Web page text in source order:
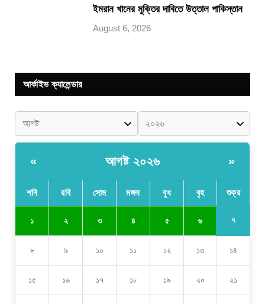
ইমরান খানের মুক্তির দাবিতে উত্তাল পাকিস্তান
August 6, 2026
আর্কাইভ ক্যালেন্ডার
« আগষ্ট ২০২৬ »
শনি রবি সোম মঙ্গল বুধ বৃহ শুক্র
১ ২ ৩ ৪ ৫ ৬ ৭
৮ ৯ ১০ ১১ ১২ ১৩ ১৪
১৫ ১৬ ১৭ ১৮ ১৯ ২০ ২১